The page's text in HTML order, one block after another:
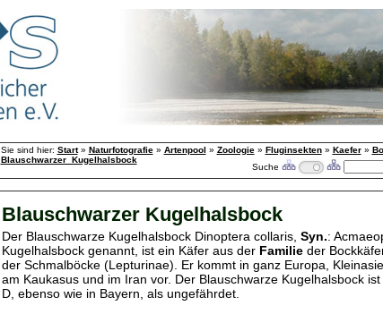
Sie sind hier: Start» Naturfotografie» Artenpool » Zoologie» Fluginsekten» Kaefer»
Blauschwarzer_Kugelhalsbock
Suche
Blauschwarzer Kugelhalsbock
Der Blauschwarze Kugelhalsbock Dinoptera collaris, Syn.:
Kugelhalsbock genannt, ist ein Käfer aus der Familieder
der Schmalböcke (Lepturinae). Er kommt in ganz Europa,
am Kaukasus und im Iran vor. Der Blauschwarze Kugelhalsbock
D, ebenso wie in Bayern, als ungefährdet.